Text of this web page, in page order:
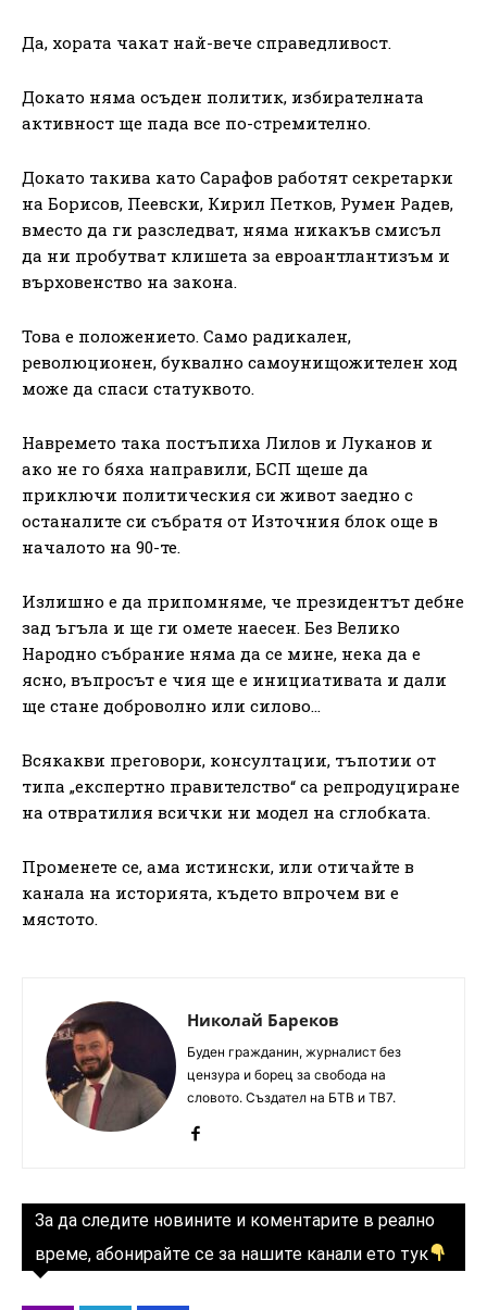
Да, хората чакат най-вече справедливост.
Докато няма осъден политик, избирателната
активност ще пада все по-стремително.
Докато такива като Сарафов работят секретарки
на Борисов, Пеевски, Кирил Петков, Румен Радев,
вместо да ги разследват, няма никакъв смисъл
да ни пробутват клишета за евроантлантизъм и
върховенство на закона.
Това е положението. Само радикален,
революционен, буквално самоунищожителен ход
може да спаси статуквото.
Навремето така постъпиха Лилов и Луканов и
ако не го бяха направили, БСП щеше да
приключи политическия си живот заедно с
останалите си събратя от Източния блок още в
началото на 90-те.
Излишно е да припомняме, че президентът дебне
зад ъгъла и ще ги омете наесен. Без Велико
Народно събрание няма да се мине, нека да е
ясно, въпросът е чия ще е инициативата и дали
ще стане доброволно или силово…
Всякакви преговори, консултации, тъпотии от
типа „експертно правителство“ са репродуциране
на отвратилия всички ни модел на сглобката.
Променете се, ама истински, или отичайте в
канала на историята, където впрочем ви е
мястото.
Николай Бареков
Буден гражданин, журналист без
цензура и борец за свобода на
словото. Създател на БТВ и ТВ7.
За да следите новините и коментарите в реално
време, абонирайте се за нашите канали ето тук